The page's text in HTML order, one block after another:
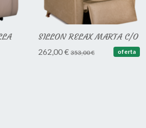
SILLON RELAX MARTA C/O
262,00 € 353,00 € oferta